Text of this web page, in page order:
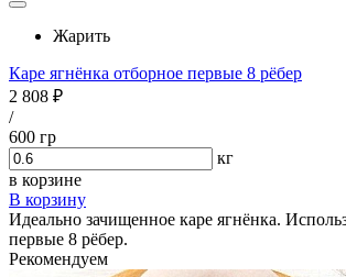
Жарить
Каре ягнёнка отборное первые 8 рёбер
2 808 ₽
/
600 гр
кг
в корзине
В корзину
Идеально зачищенное каре ягнёнка.
первые 8 рёбер.
Рекомендуем